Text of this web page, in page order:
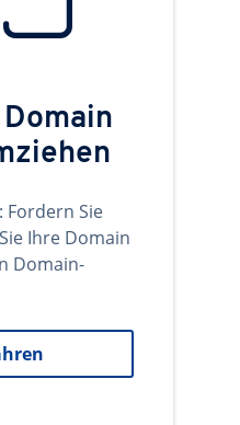
Fordern Sie
Ihre Domain
Domain-